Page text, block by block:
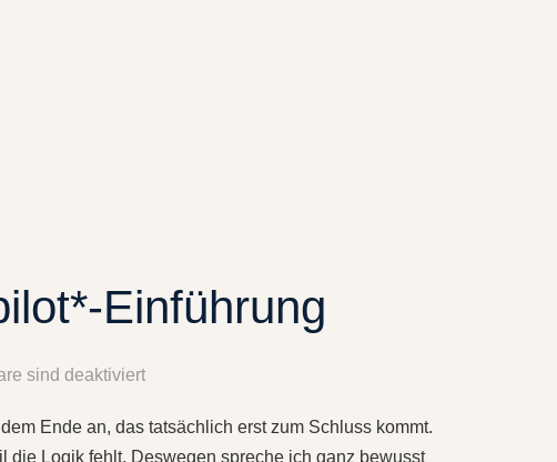
Einführung
sind deaktiviert
Ende an, das tatsächlich erst zum Schluss kommt.
die Logik fehlt. Deswegen spreche ich ganz bewusst